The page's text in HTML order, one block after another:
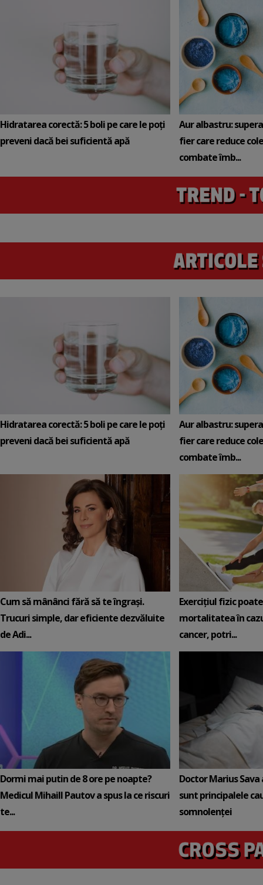
Hidratarea corectă: 5 boli pe care le poți
preveni dacă bei suficientă apă
Aur albastru:
fier care reduce
combate îmb...
Hidratarea corectă: 5 boli pe care le poți
preveni dacă bei suficientă apă
Aur albastru:
fier care reduce
combate îmb...
Cum să mânânci fără să te îngrași.
Trucuri simple, dar eficiente dezvăluite
de Adi...
Exercițiul fizic
mortalitatea în
cancer, potri...
Dormi mai putin de 8 ore pe noapte?
Medicul Mihaill Pautov a spus la ce riscuri
te...
Doctor Marius
sunt principalele
somnolenței